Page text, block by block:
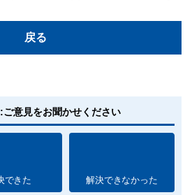
戻る
ご意見をお聞かせください
できた 解決できなかった